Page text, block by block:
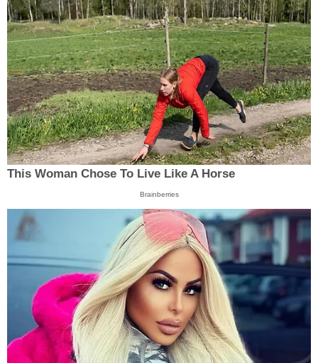
This Woman Chose To Live Like A Horse
Brainberries